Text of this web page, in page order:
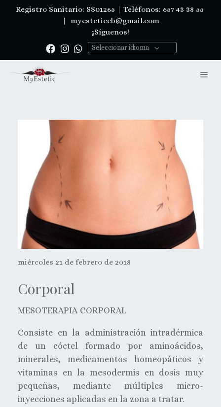
Registro Sanitario: SS01265 | Teléfonos: 657 43 38 55
|
myesteticcb@gmail.com
¡Síguenos!
Seleccionar idioma
miércoles 21 de febrero de 2018
Corporal
MESOTERAPIA CORPORAL
Consiste en la administración intradérmica
de un cóctel formado por aminoácidos,
minerales, medicamentos homeopáticos y
vitaminas en la mesodermis en dosis muy
pequeñas, mediante múltiples micro-
inyecciones aplicadas en la zona a tratar.